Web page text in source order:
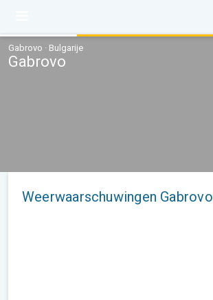
Gabrovo · Bulgarije
Gabrovo
Weerwaarschuwingen Gabrovo